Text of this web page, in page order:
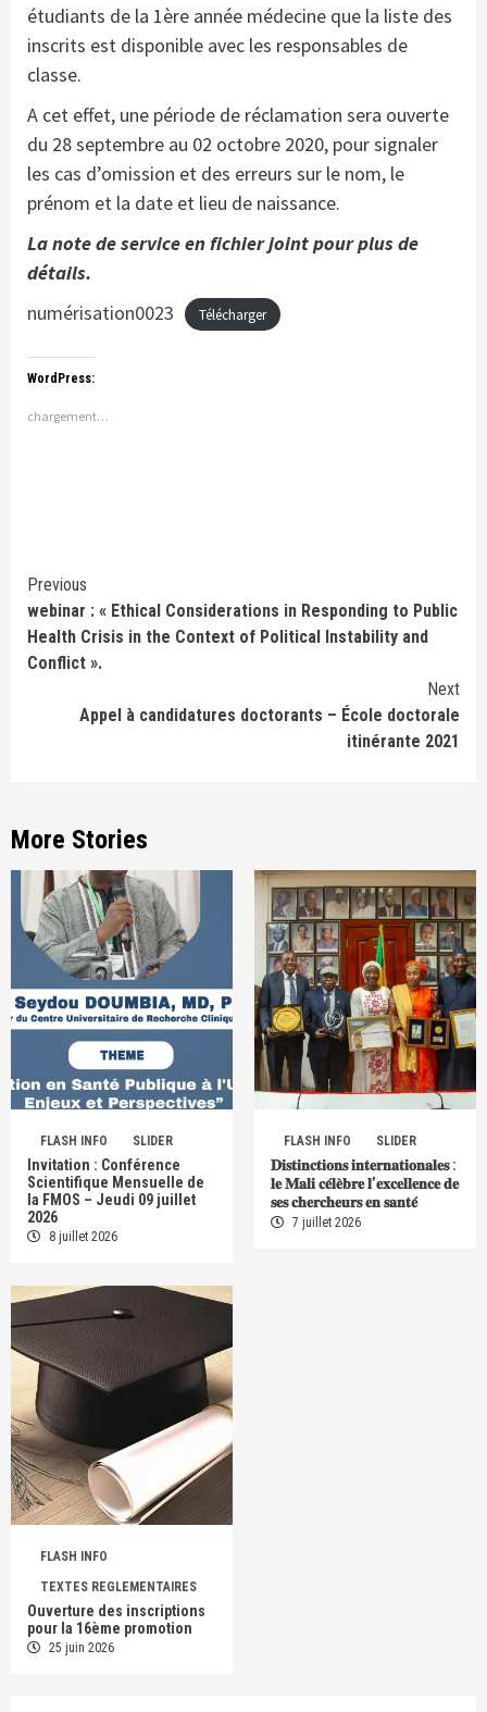
étudiants de la 1ère année médecine que la liste des
inscrits est disponible avec les responsables de
classe.
A cet effet, une période de réclamation sera ouverte
du 28 septembre au 02 octobre 2020, pour signaler
les cas d’omission et des erreurs sur le nom, le
prénom et la date et lieu de naissance.
La note de service en fichier joint pour plus de
détails.
numérisation0023
Télécharger
WordPress:
chargement…
Continue
Reading
Previous
webinar : « Ethical Considerations in Responding to Public
Health Crisis in the Context of Political Instability and
Conflict ».
Next
Appel à candidatures doctorants – École doctorale
itinérante 2021
More Stories
FLASH INFO SLIDER
Invitation : Conférence
Scientifique Mensuelle de
la FMOS – Jeudi 09 juillet
2026
8 juillet 2026
FLASH INFO SLIDER
𝐃𝐢𝐬𝐭𝐢𝐧𝐜𝐭𝐢𝐨𝐧𝐬 𝐢𝐧𝐭𝐞𝐫𝐧𝐚𝐭𝐢𝐨𝐧𝐚𝐥𝐞𝐬 :
𝐥𝐞 𝐌𝐚𝐥𝐢 𝐜𝐞́𝐥𝐞̀𝐛𝐫𝐞 𝐥’𝐞𝐱𝐜𝐞𝐥𝐥𝐞𝐧𝐜𝐞 𝐝𝐞
𝐬𝐞𝐬 𝐜𝐡𝐞𝐫𝐜𝐡𝐞𝐮𝐫𝐬 𝐞𝐧 𝐬𝐚𝐧𝐭𝐞́
7 juillet 2026
FLASH INFO
TEXTES REGLEMENTAIRES
Ouverture des inscriptions
pour la 16ème promotion
25 juin 2026